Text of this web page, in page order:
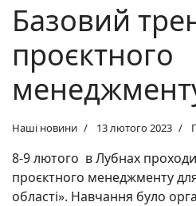
Базовий
проєктного
Наші новини 13 лютого 2023
8-9 лютого в Лубнах
проєктного менеджменту
області». Навчання було